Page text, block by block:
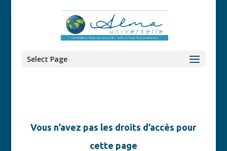
Select Page
Vous n’avez pas les droits d’accès pour
cette page